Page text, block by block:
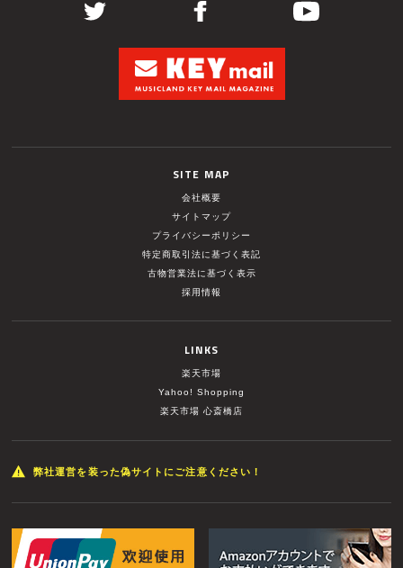
SITE MAP
会社概要
サイトマップ
プライバシーポリシー
特定商取引法に基づく表記
古物営業法に基づく表示
採用情報
LINKS
楽天市場
Yahoo! Shopping
楽天市場 心斎橋店
弊社運営を装った偽サイトにご注意ください！